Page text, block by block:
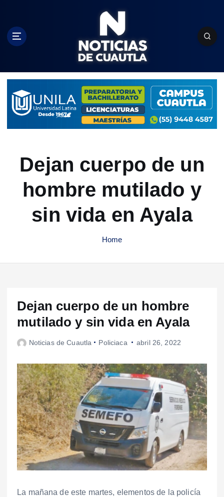
c
Dejan cuerpo de un
hombre mutilado y
sin vida en Ayala
Home
Dejan cuerpo de un hombre
mutilado y sin vida en Ayala
Noticias de Cuautla Policiaca abril 26, 2022
La mañana de este martes, elementos de la policía